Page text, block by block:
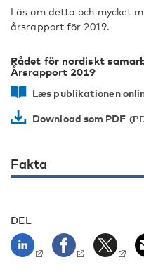
Läs om detta och mycket
årsrapport för 2019.
Rådet för nordiskt
Årsrapport 2019
Læs publikationen
Download som PDF
Fakta
DEL